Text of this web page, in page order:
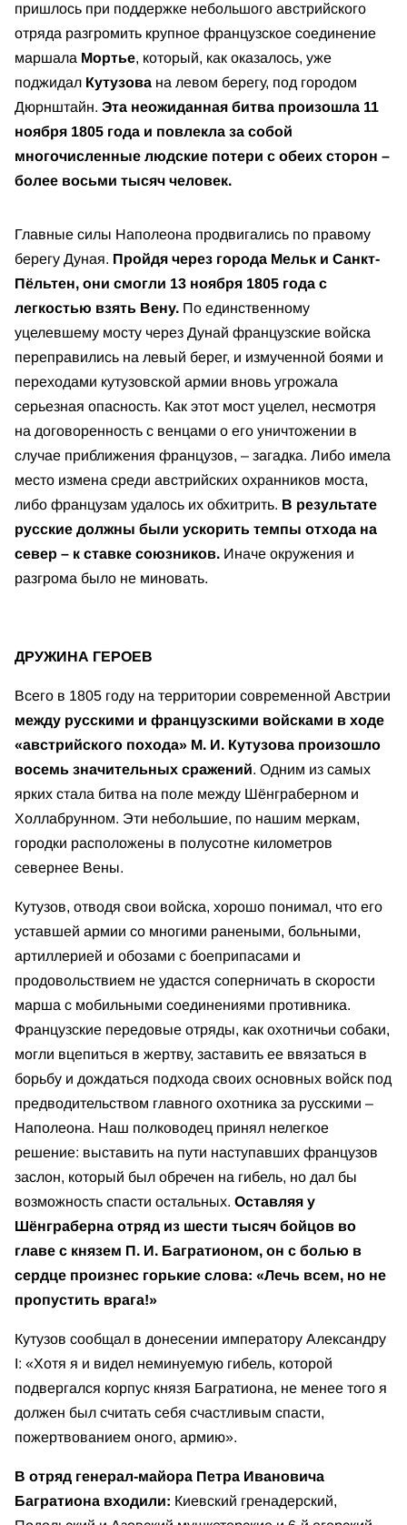
пришлось при поддержке небольшого австрийского
отряда разгромить крупное французское соединение
маршала Мортье, который, как оказалось, уже
поджидал Кутузова на левом берегу, под городом
Дюрнштайн. Эта неожиданная битва произошла 11
ноября 1805 года и повлекла за собой
многочисленные людские потери с обеих сторон –
более восьми тысяч человек.
Главные силы Наполеона продвигались по правому
берегу Дуная. Пройдя через города Мельк и Санкт-
Пёльтен, они смогли 13 ноября 1805 года с
легкостью взять Вену. По единственному
уцелевшему мосту через Дунай французские войска
переправились на левый берег, и измученной боями и
переходами кутузовской армии вновь угрожала
серьезная опасность. Как этот мост уцелел, несмотря
на договоренность с венцами о его уничтожении в
случае приближения французов, – загадка. Либо имела
место измена среди австрийских охранников моста,
либо французам удалось их обхитрить. В результате
русские должны были ускорить темпы отхода на
север – к ставке союзников. Иначе окружения и
разгрома было не миновать.
ДРУЖИНА ГЕРОЕВ
Всего в 1805 году на территории современной Австрии
между русскими и французскими войсками в ходе
«австрийского похода» М. И. Кутузова произошло
восемь значительных сражений. Одним из самых
ярких стала битва на поле между Шёнграберном и
Холлабрунном. Эти небольшие, по нашим меркам,
городки расположены в полусотне километров
севернее Вены.
Кутузов, отводя свои войска, хорошо понимал, что его
уставшей армии со многими ранеными, больными,
артиллерией и обозами с боеприпасами и
продовольствием не удастся соперничать в скорости
марша с мобильными соединениями противника.
Французские передовые отряды, как охотничьи собаки,
могли вцепиться в жертву, заставить ее ввязаться в
борьбу и дождаться подхода своих основных войск под
предводительством главного охотника за русскими –
Наполеона. Наш полководец принял нелегкое
решение: выставить на пути наступавших французов
заслон, который был обречен на гибель, но дал бы
возможность спасти остальных. Оставляя у
Шёнграберна отряд из шести тысяч бойцов во
главе с князем П. И. Багратионом, он с болью в
сердце произнес горькие слова: «Лечь всем, но не
пропустить врага!»
Кутузов сообщал в донесении императору Александру
I: «Хотя я и видел неминуемую гибель, которой
подвергался корпус князя Багратиона, не менее того я
должен был считать себя счастливым спасти,
пожертвованием оного, армию».
В отряд генерал-майора Петра Ивановича
Багратиона входили: Киевский гренадерский,